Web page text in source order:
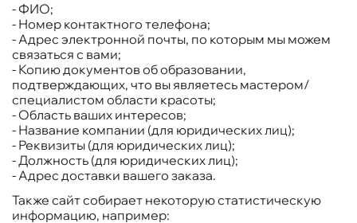
- ФИО;
- Номер контактного телефона;
- Адрес электронной почты, по которым мы можем
связаться с вами;
- Копию документов об образовании,
подтверждающих, что вы являетесь мастером/
специалистом области красоты;
- Область ваших интересов;
- Название компании (для юридических лиц);
- Реквизиты (для юридических лиц);
- Должность (для юридических лиц);
- Адрес доставки вашего заказа.
Также сайт собирает некоторую статистическую
информацию, например: